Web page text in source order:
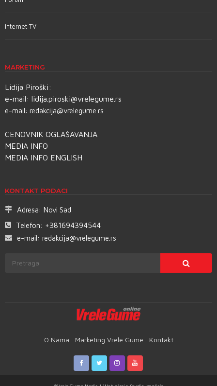
Internet TV
MARKETING
Lidija Piroški:
e-mail: lidija.piroski@vrelegume.rs
e-mail: redakcija@vrelegume.rs
CENOVNIK OGLAŠAVANJA
MEDIA INFO
MEDIA INFO ENGLISH
KONTAKT PODACI
Adresa: Novi Sad
Telefon: +381694394544
e-mail: redakcija@vrelegume.rs
O Nama Marketing Vrele Gume Kontakt